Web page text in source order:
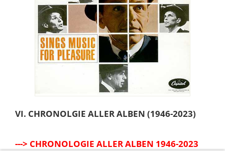
VI. CHRONOLGIE ALLER ALBEN (1946-2023)
---> CHRONOLOGIE ALLER ALBEN 1946-2023